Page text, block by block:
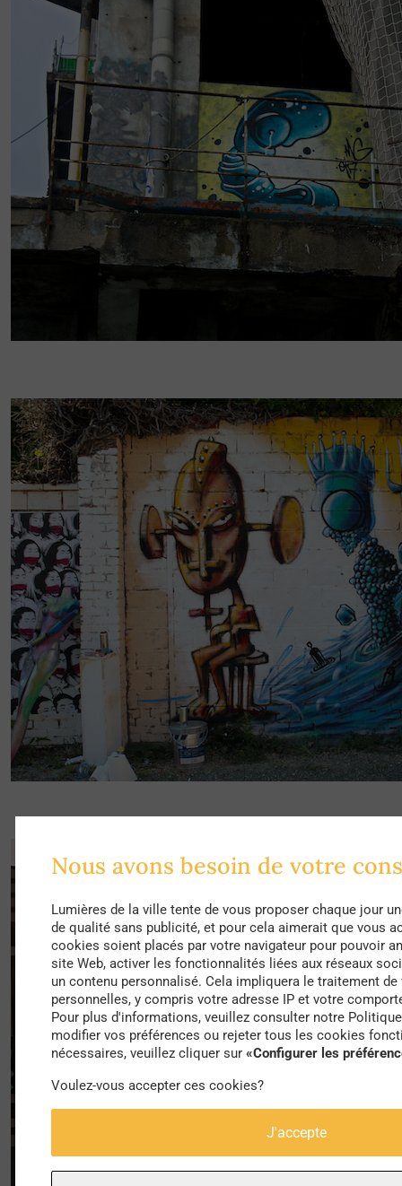
Nous avons besoin de votre
Lumières de la ville tente de vous proposer chaque jour
de qualité sans publicité, et pour cela aimerait que vous
cookies soient placés par votre navigateur pour pouvoir
site Web, activer les fonctionnalités liées aux réseaux
un contenu personnalisé. Cela impliquera le traitement
personnelles, y compris votre adresse IP et votre
Pour plus d'informations, veuillez consulter notre
modifier vos préférences ou rejeter tous les cookies
nécessaires, veuillez cliquer sur «Configurer les
Voulez-vous accepter ces cookies?
J'accepte